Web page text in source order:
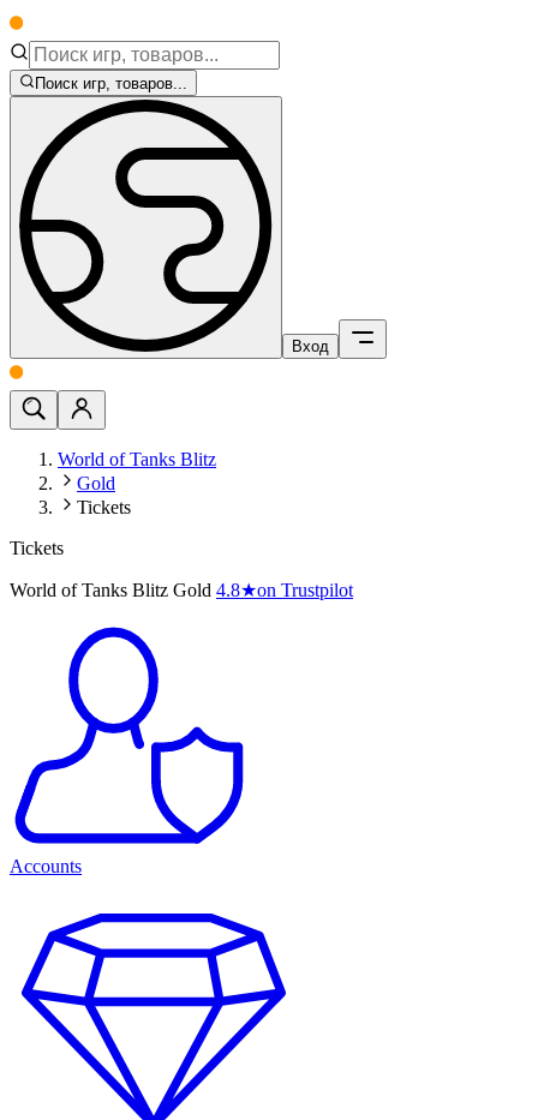
Поиск игр, товаров...
Вход
World of Tanks Blitz
Gold
Tickets
Tickets
World of Tanks Blitz Gold 4.8★on Trustpilot
Accounts